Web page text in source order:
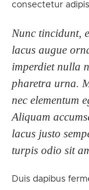
consectetur
Nunc tincidunt,
lacus augue
imperdiet nulla
pharetra urna.
nec elementum
Aliquam
lacus justo
turpis odio sit
Duis dapibus